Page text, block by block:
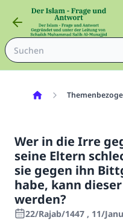
Wer in die Irre
seine Eltern
sie gegen ihn
habe, kann
werden?
22/Rajab/1447 , 11/